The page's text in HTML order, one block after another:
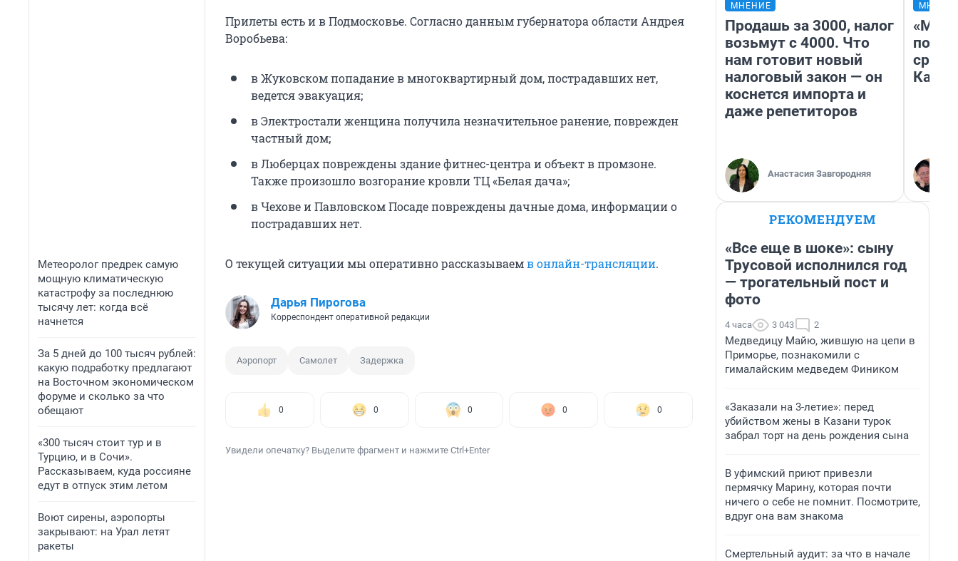
Метеоролог предрек самую
мощную климатическую
катастрофу за последнюю
тысячу лет: когда всё
начнется
За 5 дней до 100 тысяч рублей:
какую подработку предлагают
на Восточном экономическом
форуме и сколько за что
обещают
«300 тысяч стоит тур и в
Турцию, и в Сочи».
Рассказываем, куда россияне
едут в отпуск этим летом
Воют сирены, аэропорты
закрывают: на Урал летят
ракеты
Прилеты есть и в Подмосковье. Согласно данным губернатора области Андрея
Воробьева:
в Жуковском попадание в многоквартирный дом, пострадавших нет,
ведется эвакуация;
в Электростали женщина получила незначительное ранение, поврежден
частный дом;
в Люберцах повреждены здание фитнес-центра и объект в промзоне.
Также произошло возгорание кровли ТЦ «Белая дача»;
в Чехове и Павловском Посаде повреждены дачные дома, информации о
пострадавших нет.
О текущей ситуации мы оперативно рассказываемв онлайн-трансляции.
Дарья Пирогова
Корреспондент оперативной редакции
Аэропорт Самолет Задержка
0 0 0 0 0
Увидели опечатку? Выделите фрагмент и нажмите Ctrl+Enter
МНЕНИЕ
Продашь за 3000, налог
возьмут с 4000. Что
нам готовит новый
налоговый закон — он
коснется импорта и
даже репетиторов
Анастасия Завгородняя
РЕКОМЕНДУЕМ
«Все еще в шоке»: сыну
Трусовой исполнился год
— трогательный пост и
фото
4 часа 3 043 2
Медведицу Майю, жившую на цепи в
Приморье, познакомили с
гималайским медведем Фиником
«Заказали на 3-летие»: перед
убийством жены в Казани турок
забрал торт на день рождения сына
В уфимский приют привезли
пермячку Марину, которая почти
ничего о себе не помнит. Посмотрите,
вдруг она вам знакома
Смертельный аудит: за что в начале